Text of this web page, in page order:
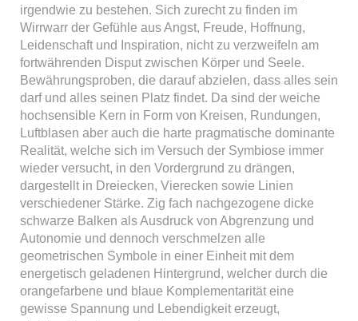
irgendwie zu bestehen. Sich zurecht zu finden im
Wirrwarr der Gefühle aus Angst, Freude, Hoffnung,
Leidenschaft und Inspiration, nicht zu verzweifeln am
fortwährenden Disput zwischen Körper und Seele.
Bewährungsproben, die darauf abzielen, dass alles sein
darf und alles seinen Platz findet. Da sind der weiche
hochsensible Kern in Form von Kreisen, Rundungen,
Luftblasen aber auch die harte pragmatische dominante
Realität, welche sich im Versuch der Symbiose immer
wieder versucht, in den Vordergrund zu drängen,
dargestellt in Dreiecken, Vierecken sowie Linien
verschiedener Stärke. Zig fach nachgezogene dicke
schwarze Balken als Ausdruck von Abgrenzung und
Autonomie und dennoch verschmelzen alle
geometrischen Symbole in einer Einheit mit dem
energetisch geladenen Hintergrund, welcher durch die
orangefarbene und blaue Komplementarität eine
gewisse Spannung und Lebendigkeit erzeugt,